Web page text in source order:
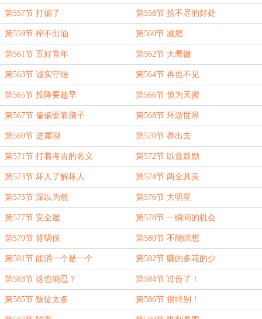
第557节 打偏了 第558节 捞不尽的好处
第559节 榨不出油 第560节 减肥
第561节 五好青年 第562节 大鹰徽
第563节 诚实守信 第564节 再也不见
第565节 投降要趁早 第566节 惊为天蜜
第567节 偏偏要靠脑子 第568节 环游世界
第569节 进屋聊 第570节 莽出去
第571节 打着考古的名义 第572节 以兹鼓励
第573节 坏人了解坏人 第574节 两全其美
第575节 深以为然 第576节 大明星
第577节 安全屋 第578节 一瞬间的机会
第579节 背锅侠 第580节 不能瞎想
第581节 能消一个是一个 第582节 赚的多花的少
第583节 这也能忍？ 第584节 过份了！
第585节 叛徒太多 第586节 很特别！